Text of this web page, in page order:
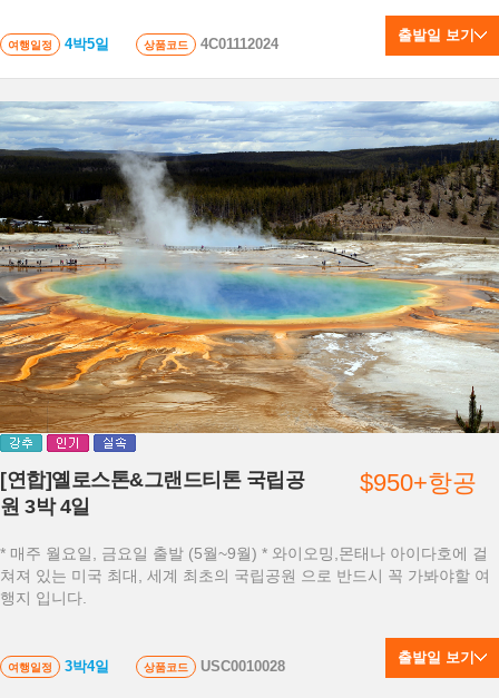
여행일정 4박5일 상품코드 4C01112024
출발일 보기
[연합]옐로스톤&그랜드티톤 국립공
원 3박 4일
* 매주 월요일, 금요일 출발 (5월~9월) * 와이오밍,몬태나 아이다호에 걸
쳐져 있는 미국 최대, 세계 최초의 국립공원 으로 반드시 꼭 가봐야할 여
행지 입니다.
여행일정 3박4일 상품코드 USC0010028
$950+항공
출발일 보기